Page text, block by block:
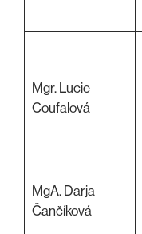
Mgr. Lucie
Coufalová
MgA. Darja
Čančíková